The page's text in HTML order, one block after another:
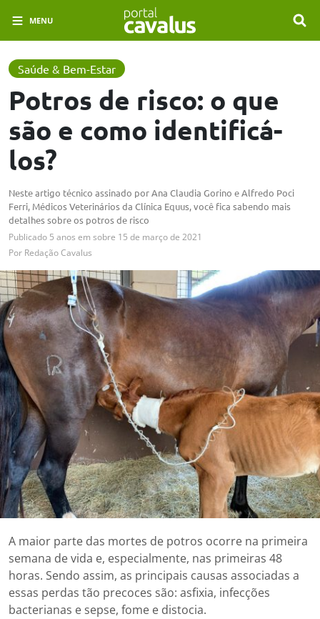
MENU
Saúde & Bem-Estar
Potros de risco: o que
são e como identificá-
los?
Neste artigo técnico assinado por Ana Claudia Gorino e Alfredo Poci
Ferri, Médicos Veterinários da Clínica Equus, você fica sabendo mais
detalhes sobre os potros de risco
Publicado 5 anos em sobre 15 de março de 2021
Por Redação Cavalus
A maior parte das mortes de potros ocorre na primeira
semana de vida e, especialmente, nas primeiras 48
horas. Sendo assim, as principais causas associadas a
essas perdas tão precoces são: asfixia, infecções
bacterianas e sepse, fome e distocia.